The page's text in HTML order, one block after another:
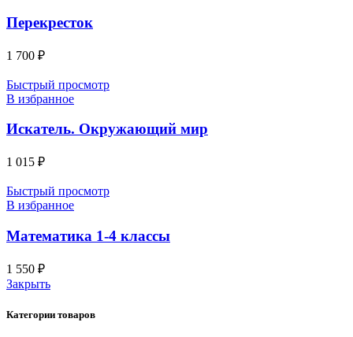
Перекресток
1 700 ₽
Быстрый просмотр
В избранное
Искатель. Окружающий мир
1 015 ₽
Быстрый просмотр
В избранное
Математика 1-4 классы
1 550 ₽
Закрыть
Категории товаров